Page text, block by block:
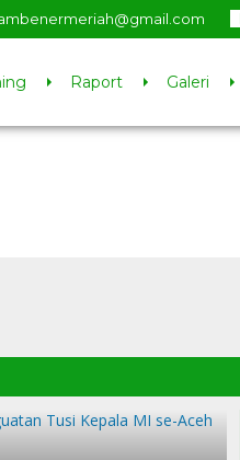
Raport Galeri